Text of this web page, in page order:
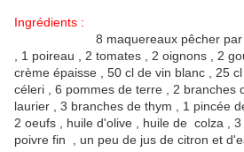
Ingrédients :
8 maquereaux pêcher par
, 1 poireau , 2 tomates , 2 oignons , 2
crème épaisse , 50 cl de vin blanc , 25
céleri , 6 pommes de terre , 2 branches
laurier , 3 branches de thym , 1 pincée
2 oeufs , huile d'olive , huile de colza , 3
poivre fin , un peu de jus de citron et